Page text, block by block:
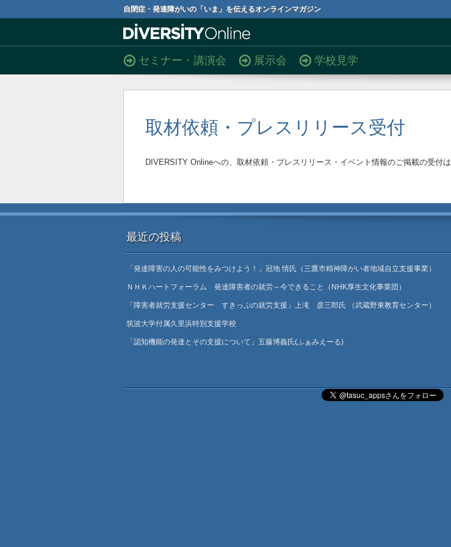
自閉症・発達障がいの「いま」を伝えるオンラインマガジン
セミナー・講演会 展示会 学校見学
取材依頼・プレスリリース受付
DIVERSITY Onlineへの、取材依頼・プレスリリース・イベント情報のご掲載の受付は
最近の投稿
「発達障害の人の可能性をみつけよう！」冠地 情氏（三鷹市精神障がい者地域自立支援事業）
ＮＨＫハートフォーラム 発達障害者の就労～今できること（NHK厚生文化事業団）
「障害者就労支援センター すきっぷの就労支援」上滝 彦三郎氏 （武蔵野東教育センター）
筑波大学付属久里浜特別支援学校
「認知機能の発達とその支援について」五藤博義氏(ふぁみえーる)